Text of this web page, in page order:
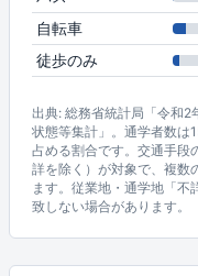
自転車
徒歩のみ
出典: 総務省統計局「令和2
状態等集計」。通学者数は
占める割合です。交通手段
詳を除く）が対象で、複数
ます。従業地・通学地「不
致しない場合があります。